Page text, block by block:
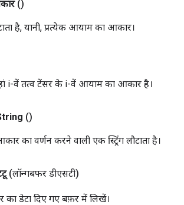
()
है, यानी, प्रत्येक आयाम का आकार।
i-वें तत्व टेंसर के i-वें आयाम का आकार है।
()
का वर्णन करने वाली एक स्ट्रिंग लौटाता है।
(लॉन्गबफर डीएसटी)
का डेटा दिए गए बफ़र में लिखें।